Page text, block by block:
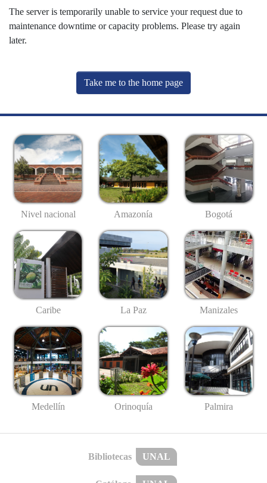
The server is temporarily unable to service your request due to
maintenance downtime or capacity problems. Please try again
later.
Take me to the home page
Nivel nacional Amazonía Bogotá
Caribe La Paz Manizales
Medellín Orinoquía Palmira
Bibliotecas UNAL